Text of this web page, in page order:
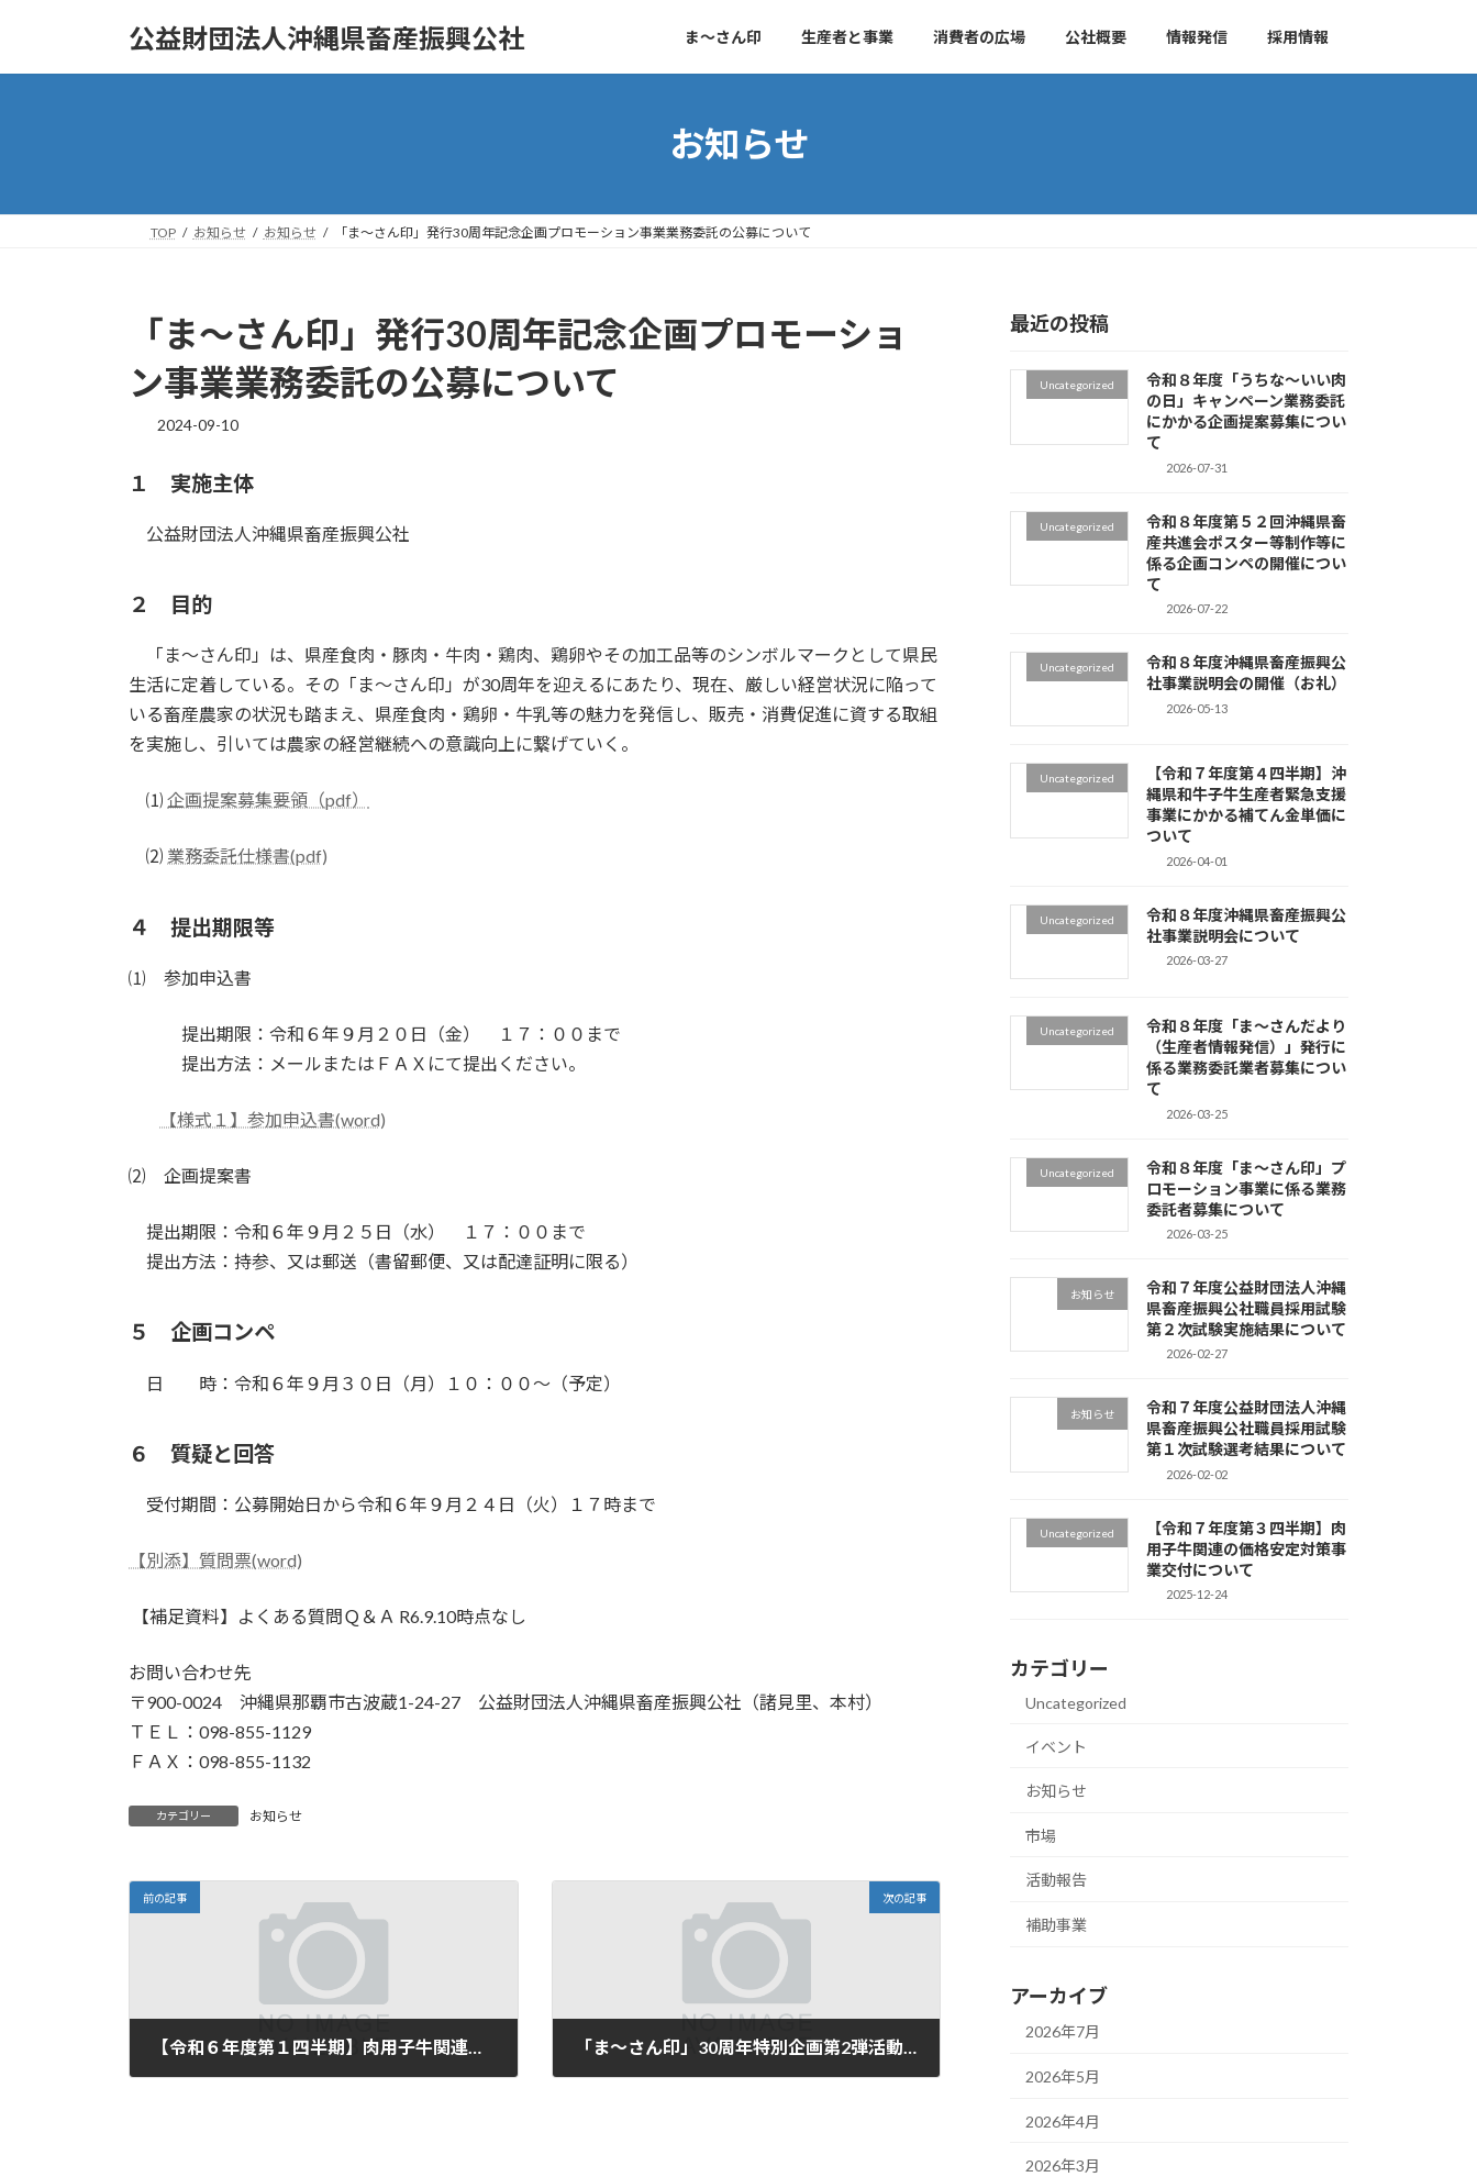
公益財団法人沖縄県畜産振興公社 ま～さん印 生産者と事業 消費者の広場 公社概要 情報発信 採用情報
お知らせ
TOP お知らせ お知らせ 「ま～さん印」発行30周年記念企画プロモーション事業業務委託の公募について
「ま～さん印」発行30周年記念企画プロモーショ
ン事業業務委託の公募について
2024-09-10
１ 実施主体
公益財団法人沖縄県畜産振興公社
２ 目的
「ま～さん印」は、県産食肉・豚肉・牛肉・鶏肉、鶏卵やその加工品等のシンボルマークとして県民
生活に定着している。その「ま～さん印」が30周年を迎えるにあたり、現在、厳しい経営状況に陥って
いる畜産農家の状況も踏まえ、県産食肉・鶏卵・牛乳等の魅力を発信し、販売・消費促進に資する取組
を実施し、引いては農家の経営継続への意識向上に繋げていく。
⑴ 企画提案募集要領（pdf）
⑵ 業務委託仕様書(pdf)
４ 提出期限等
⑴ 参加申込書
提出期限：令和６年９月２０日（金） １７：００まで
提出方法：メールまたはＦＡＸにて提出ください。
【様式１】参加申込書(word)
⑵ 企画提案書
提出期限：令和６年９月２５日（水） １７：００まで
提出方法：持参、又は郵送（書留郵便、又は配達証明に限る）
５ 企画コンペ
日 時：令和６年９月３０日（月）１０：００～（予定）
６ 質疑と回答
受付期間：公募開始日から令和６年９月２４日（火）１７時まで
【別添】質問票(word)
【補足資料】よくある質問Ｑ＆Ａ R6.9.10時点なし
お問い合わせ先
〒900-0024 沖縄県那覇市古波蔵1-24-27 公益財団法人沖縄県畜産振興公社（諸見里、本村）
ＴＥＬ：098-855-1129
ＦＡＸ：098-855-1132
カテゴリー お知らせ
前の記事
【令和６年度第１四半期】肉用子牛関連の価格安定対策事業交付について
次の記事
「ま～さん印」30周年特別企画第2弾活動報告
最近の投稿
Uncategorized
令和８年度「うちな～いい肉
の日」キャンペーン業務委託
にかかる企画提案募集につい
て
2026-07-31
Uncategorized
令和８年度第５２回沖縄県畜
産共進会ポスター等制作等に
係る企画コンペの開催につい
て
2026-07-22
Uncategorized
令和８年度沖縄県畜産振興公
社事業説明会の開催（お礼）
2026-05-13
Uncategorized
【令和７年度第４四半期】沖
縄県和牛子牛生産者緊急支援
事業にかかる補てん金単価に
ついて
2026-04-01
Uncategorized
令和８年度沖縄県畜産振興公
社事業説明会について
2026-03-27
Uncategorized
令和８年度「ま～さんだより
（生産者情報発信）」発行に
係る業務委託業者募集につい
て
2026-03-25
Uncategorized
令和８年度「ま～さん印」プ
ロモーション事業に係る業務
委託者募集について
2026-03-25
お知らせ
令和７年度公益財団法人沖縄
県畜産振興公社職員採用試験
第２次試験実施結果について
2026-02-27
お知らせ
令和７年度公益財団法人沖縄
県畜産振興公社職員採用試験
第１次試験選考結果について
2026-02-02
Uncategorized
【令和７年度第３四半期】肉
用子牛関連の価格安定対策事
業交付について
2025-12-24
カテゴリー
Uncategorized
イベント
お知らせ
市場
活動報告
補助事業
アーカイブ
2026年7月
2026年5月
2026年4月
2026年3月